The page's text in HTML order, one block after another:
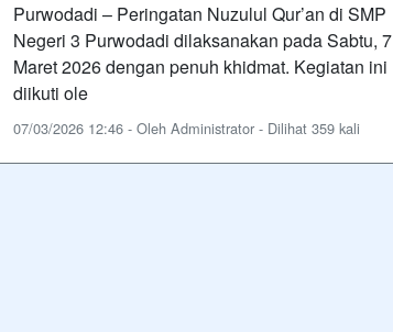
Purwodadi – Peringatan Nuzulul Qur’an di SMP
Negeri 3 Purwodadi dilaksanakan pada Sabtu, 7
Maret 2026 dengan penuh khidmat. Kegiatan ini
diikuti ole
07/03/2026 12:46 - Oleh Administrator - Dilihat 359 kali